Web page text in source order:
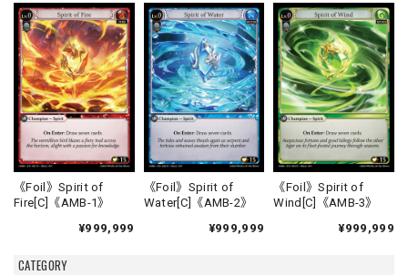
CATEGORY
《Foil》Spirit of
Fire[C]《AMB-1》
¥999,999
《Foil》Spirit of
Water[C]《AMB-2》
¥999,999
《Foil》Spirit of
Wind[C]《AMB-3》
¥999,999